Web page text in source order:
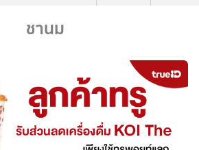
ชานม